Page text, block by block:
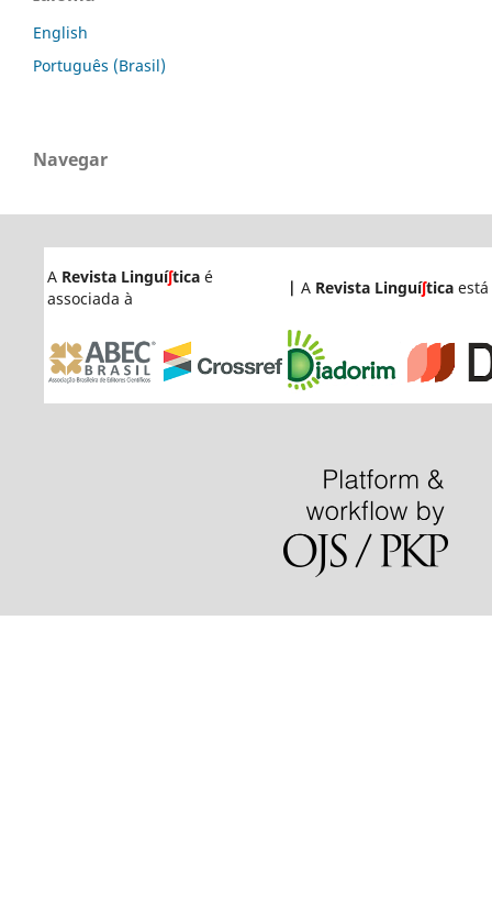
English
Português (Brasil)
Navegar
A Revista Linguíʃticaé
associada à
| A Revista Linguíʃticaestá